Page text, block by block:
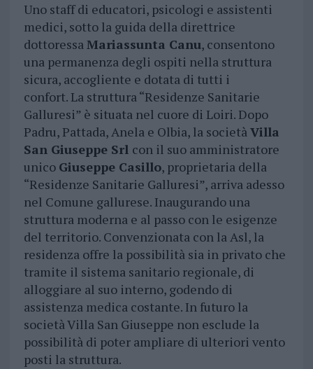
Uno staff di educatori, psicologi e assistenti
medici, sotto la guida della direttrice
dottoressaMariassunta Canu, consentono
una permanenza degli ospiti nella struttura
sicura, accogliente e dotata di tutti i
confort. La struttura “Residenze Sanitarie
Galluresi” è situata nel cuore di Loiri. Dopo
Padru, Pattada, Anela e Olbia, la societàVilla
San Giuseppe Srl con il suo amministratore
unico Giuseppe Casillo, proprietaria della
“Residenze Sanitarie Galluresi”, arriva adesso
nel Comune gallurese. Inaugurando una
struttura moderna e al passo con le esigenze
del territorio. Convenzionata con la Asl, la
residenza offre la possibilità sia in privato che
tramite il sistema sanitario regionale, di
alloggiare al suo interno, godendo di
assistenza medica costante. In futuro la
società Villa San Giuseppe non esclude la
possibilità di poter ampliare di ulteriori vento
posti la struttura.